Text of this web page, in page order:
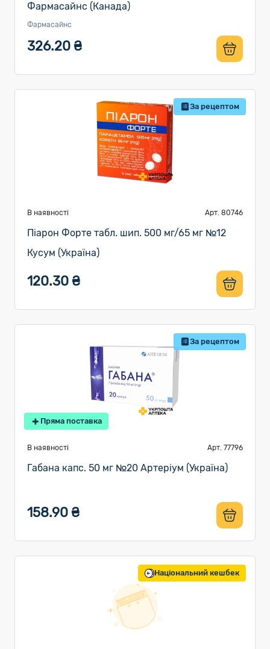
Фармасайнс (Канада)
Фармасайнс
326.20 ₴
За рецептом
В наявності Арт. 80746
Піарон Форте табл. шип. 500 мг/65 мг №12
Кусум (Україна)
120.30 ₴
За рецептом
Пряма поставка
В наявності Арт. 77796
Габана капс. 50 мг №20 Артеріум (Україна)
158.90 ₴
Національний кешбек